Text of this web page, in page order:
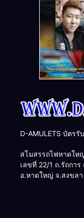
D-AMULETS บัตรรั
สโมสรรถไฟหาดให
เลขที่ 22/1 ถ.รัถกา
อ.หาดใหญ่ จ.สงขลา